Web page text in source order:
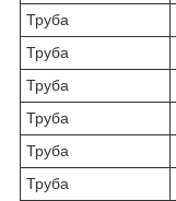
Труба
Труба
Труба
Труба
Труба
Труба